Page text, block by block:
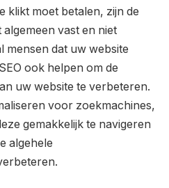
klikt moet betalen, zijn de
vast en niet
mensen dat uw website
ook helpen om de
uw website te verbeteren.
voor zoekmachines,
gemakkelijk te navigeren
algehele